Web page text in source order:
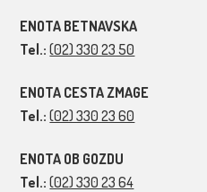
ENOTA BETNAVSKA
Tel.: (02) 330 23 50
ENOTA CESTA ZMAGE
Tel.: (02) 330 23 60
ENOTA OB GOZDU
Tel.: (02) 330 23 64